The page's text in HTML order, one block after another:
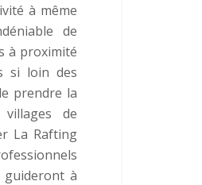
à même
de
à proximité
si loin des
prendre la
de
La Rafting
guideront à